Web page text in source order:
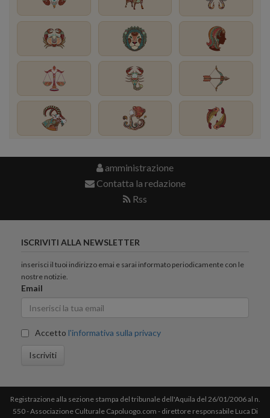
amministrazione
Contatta la redazione
Rss
ISCRIVITI ALLA NEWSLETTER
inserisci il tuoi indirizzo emai e sarai informato periodicamente con le
nostre notizie.
Email
Accetto l'informativa sulla privacy
Iscriviti
Registrazione alla sezione stampa del tribunale dell'Aquila del 26/01/2006 al n.
550 - Associazione Culturale Capoluogo.com - direttore responsabile Luca Di